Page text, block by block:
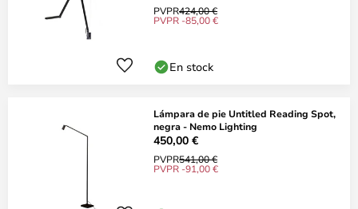
PVPR424,00 €
PVPR -85,00 €
En stock
Lámpara de pie Untitled Reading Spot,
negra - Nemo Lighting
450,00 €
PVPR541,00 €
PVPR -91,00 €